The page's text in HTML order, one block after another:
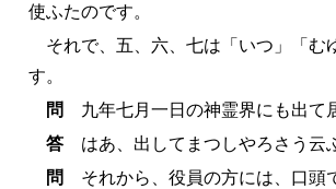
使ふたのです。
それで、五、六、七は「いつ」「む
す。
問 九年七月一日の神霊界にも出て
答はあ、出してまつしやろさう云
問 それから、役員の方には、口頭